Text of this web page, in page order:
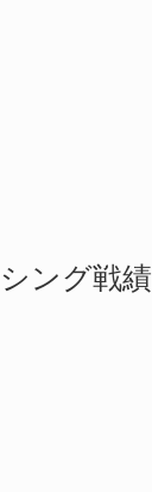
ング戦績